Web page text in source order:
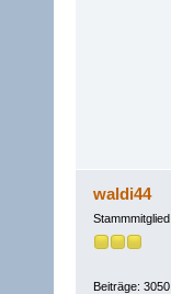
waldi44
Stammmitglied
Beiträge: 3050